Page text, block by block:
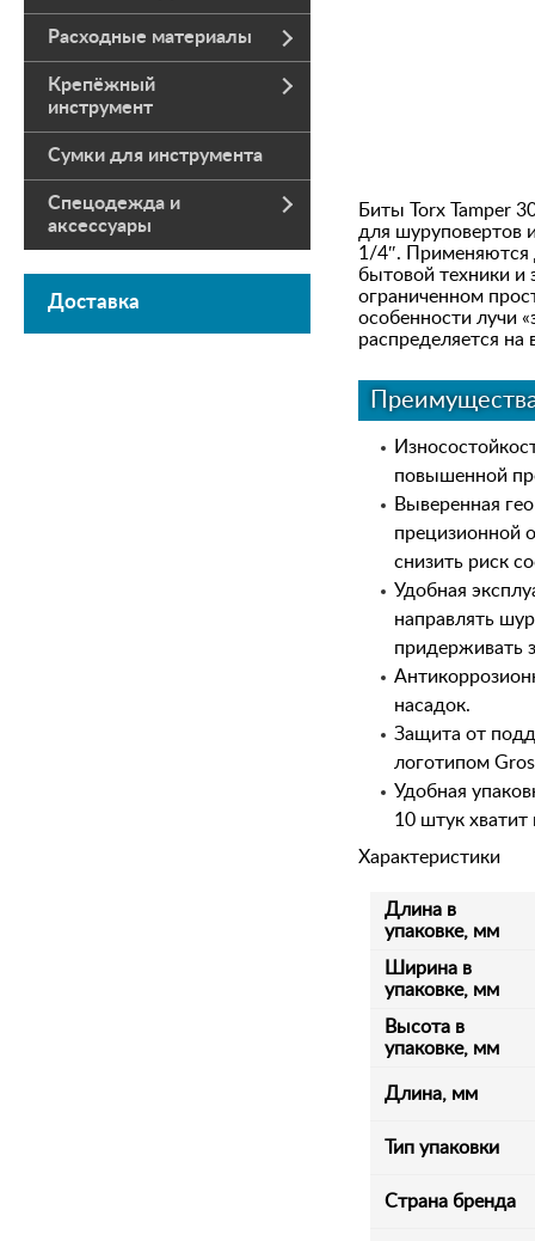
Расходные материалы
Крепёжный
инструмент
Сумки для инструмента
Спецодежда и
аксессуары
Доставка
Биты Torx Tamper
для шуруповертов
1/4″. Применяются
бытовой техники
ограниченном
особенности лучи
распределяется на
повышенной
Выверенная
прецизионной
снизить риск
Удобная
направлять
придерживать
насадок.
Защита от
логотипом
Удобная
10 штук
Характеристики
Длина в
упаковке, мм
Ширина в
упаковке, мм
Высота в
упаковке, мм
Длина, мм
Тип упаковки
Страна бренда